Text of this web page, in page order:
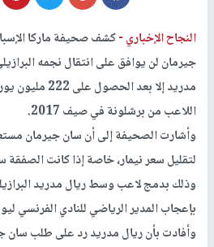
النجاح الإخباري -كشف صحيفة ماركا
جيرمان لن يوافق على انتقال نجمه
مدريد إلا بعد
اللاعب من برشلونة في صيف 2017.
وأشارت الصحيفة إلى أن سان جيرمان
لتقليل سعر نيمار، خاصة إذا كانت
وذلك بدمج لاعب وسط ريال مدريد
بإعجاب المدير الرياضي للنادي الفرنسي
وأفادت بأن ريال مدريد رد على طلب سان